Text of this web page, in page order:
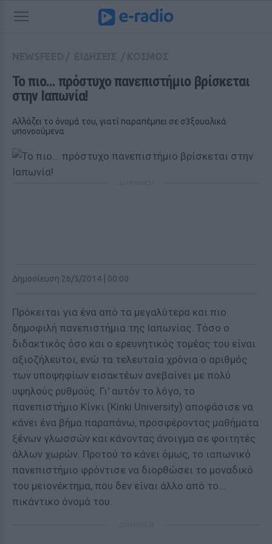
Το πιο... πρόστυχο πανεπιστήμιο βρίσκεται
στην Ιαπωνία!
Αλλάζει το όνομά του, γιατί παραπέμπει σε σ3ξουαλικά
υπονοούμενα
Δημοσίευση 26/5/2014 | 00:00
Πρόκειται για ένα από τα μεγαλύτερα και πιο
δημοφιλή πανεπιστήμια της Ιαπωνίας. Τόσο ο
διδακτικός όσο και ο ερευνητικός τομέας του είναι
αξιοζήλευτοι, ενώ τα τελευταία χρόνια ο αριθμός
των υποψηφίων εισακτέων ανεβαίνει με πολύ
υψηλούς ρυθμούς. Γι' αυτόν το λόγο, το
πανεπιστήμιο Κίνκι (Kinki University) αποφάσισε να
κάνει ένα βήμα παραπάνω, προσφέροντας μαθήματα
ξένων γλωσσών και κάνοντας άνοιγμα σε φοιτητές
άλλων χωρών. Προτού το κάνει όμως, το ιαπωνικό
πανεπιστήμιο φρόντισε να διορθώσει το μοναδικό
του μειονέκτημα, που δεν είναι άλλο από το...
πικάντικο όνομά του.